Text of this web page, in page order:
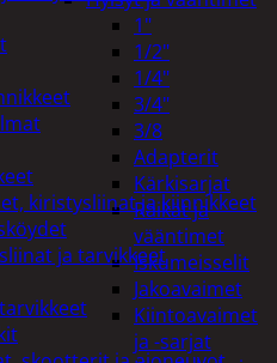
1"
1/2"
1/4"
3/4"
3/8
Adapterit
Kärkisarjat
Räikät ja
vääntimet
Iskumeisselit
Jakoavaimet
Kiintoavaimet
ja -sarjat
kiristysliinat ja kiinnikkeet
ja tarvikkeet